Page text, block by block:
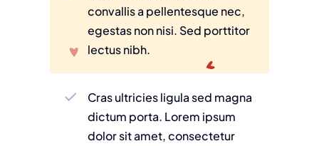
convallis a pellentesque nec,
egestas non nisi. Sed porttitor
lectus nibh.
Cras ultricies ligula sed magna
dictum porta. Lorem ipsum
dolor sit amet, consectetur